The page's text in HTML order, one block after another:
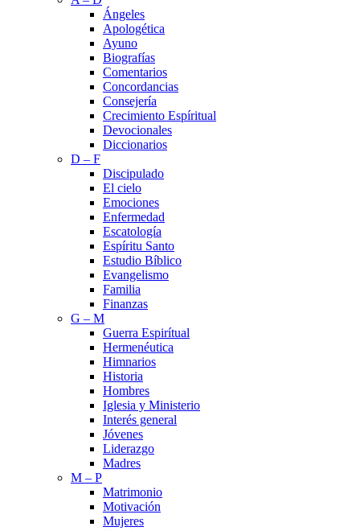
Ángeles
Apologética
Ayuno
Biografías
Comentarios
Concordancias
Consejería
Crecimiento Espíritual
Devocionales
Diccionarios
D – F
Discipulado
El cielo
Emociones
Enfermedad
Escatología
Espíritu Santo
Estudio Bíblico
Evangelismo
Familia
Finanzas
G – M
Guerra Espirítual
Hermenéutica
Himnarios
Historia
Hombres
Iglesia y Ministerio
Interés general
Jóvenes
Liderazgo
Madres
M – P
Matrimonio
Motivación
Mujeres